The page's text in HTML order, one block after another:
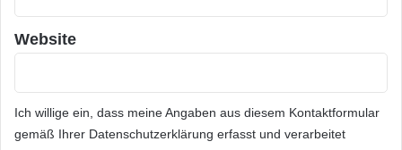
Website
Ich willige ein, dass meine Angaben aus diesem Kontaktformular
gemäß Ihrer Datenschutzerklärung erfasst und verarbeitet